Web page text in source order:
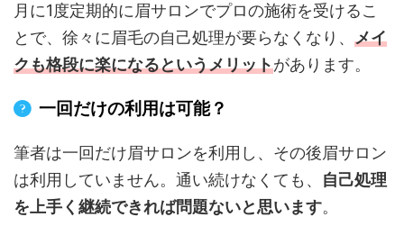
月に1度定期的に眉サロンでプロの施術を受けるこ
とで、徐々に眉毛の自己処理が要らなくなり、 メイ
クも格段に楽になるというメリットがあります。
一回だけの利用は可能？
筆者は一回だけ眉サロンを利用し、その後眉サロン
は利用していません。通い続けなくても、 自己処理
を上手く継続できれば問題ないと思います。